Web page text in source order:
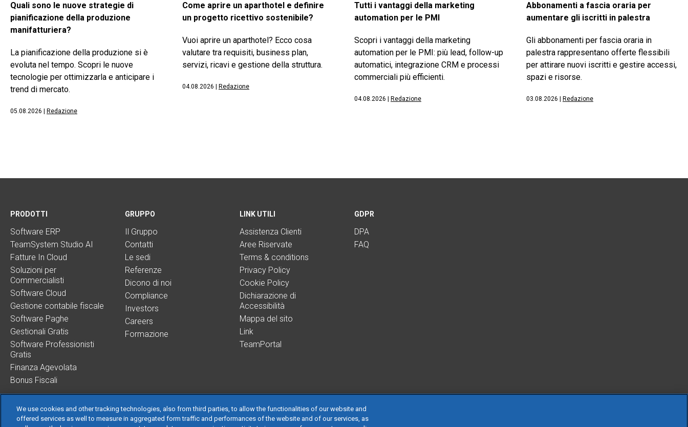
Quali sono le nuove strategie di
pianificazione della produzione
manifatturiera?
La pianificazione della produzione si è
evoluta nel tempo. Scopri le nuove
tecnologie per ottimizzarla e anticipare i
trend di mercato.
05.08.2026 Redazione
Come aprire un aparthotel e definire
un progetto ricettivo sostenibile?
Vuoi aprire un aparthotel? Ecco cosa
valutare tra requisiti, business plan,
servizi, ricavi e gestione della struttura.
04.08.2026 Redazione
Tutti i vantaggi della marketing
automation per le PMI
Scopri i vantaggi della marketing
automation per le PMI: più lead, follow-up
automatici, integrazione CRM e processi
commerciali più efficienti.
04.08.2026 Redazione
Abbonamenti a fascia oraria per
aumentare gli iscritti in palestra
Gli abbonamenti per fascia oraria in
palestra rappresentano offerte flessibili
per attirare nuovi iscritti e gestire accessi,
spazi e risorse.
03.08.2026 Redazione
PRODOTTI
Software ERP
TeamSystem Studio AI
Fatture In Cloud
Soluzioni per
Commercialisti
Software Cloud
Gestione contabile fiscale
Software Paghe
Gestionali Gratis
Software Professionisti
Gratis
Finanza Agevolata
Bonus Fiscali
GRUPPO
Il Gruppo
Contatti
Le sedi
Referenze
Dicono di noi
Compliance
Investors
Careers
Formazione
LINK UTILI
Assistenza Clienti
Aree Riservate
Terms & conditions
Privacy Policy
Cookie Policy
Dichiarazione di
Accessibilità
Mappa del sito
Link
TeamPortal
GDPR
DPA
FAQ
We use cookies and other tracking technologies, also from third parties, to allow the functionalities of our website and
offered services as well to measure in aggregated form traffic and performances of the website and of our services, as